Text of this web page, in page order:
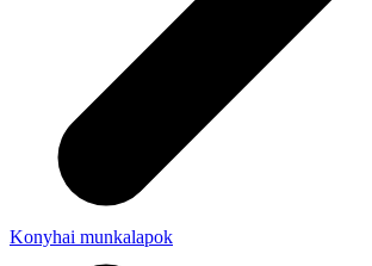
Konyhai munkalapok